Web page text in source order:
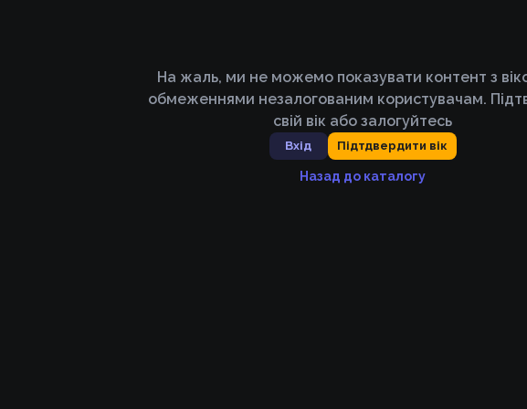
На жаль, ми не можемо показувати контент з
обмеженнями незалогованим користувачам.
свій вік або залогуйтесь
Вхід Підтдвердити вік
Назад до каталогу